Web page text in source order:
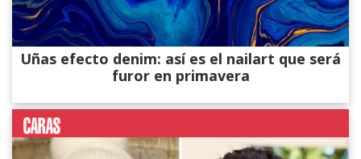
Uñas efecto denim: así es el nailart que será
furor en primavera